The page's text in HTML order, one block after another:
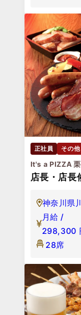
正社員 その他
It's a PIZZA
店長・店長
神奈川県
月給 /
298,300
28席